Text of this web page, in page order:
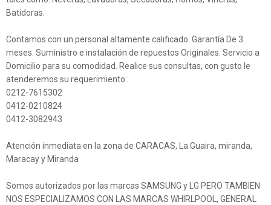
Batidoras.
Contamos con un personal altamente calificado. Garantía De 3
meses. Suministro e instalación de repuestos Originales. Servicio a
Domicilio para su comodidad. Realice sus consultas, con gusto le
atenderemos su requerimiento:
0212-7615302
0412-0210824
0412-3082943
Atención inmediata en la zona de CARACAS, La Guaira, miranda,
Maracay y Miranda
Somos autorizados por las marcas SAMSUNG y LG PERO TAMBIEN
NOS ESPECIALIZAMOS CON LAS MARCAS WHIRLPOOL, GENERAL